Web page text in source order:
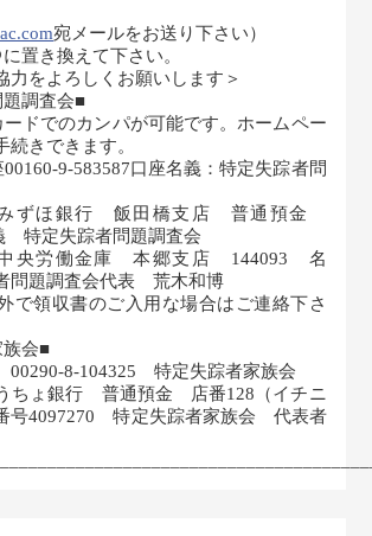
宛メールをお送り下さい）
置き換えて下さい。
力をよろしくお願いします＞
調査会■
ドでのカンパが可能です。ホームペー
続きできます。
9-583587口座名義：特定失踪者問
ずほ銀行 飯田橋支店 普通預金
特定失踪者問題調査会
央労働金庫 本郷支店 144093 名
問題調査会代表 荒木和博
で領収書のご入用な場合はご連絡下さ
族会■
8-104325 特定失踪者家族会
ちょ銀行 普通預金 店番128（イチニ
号4097270 特定失踪者家族会 代表者